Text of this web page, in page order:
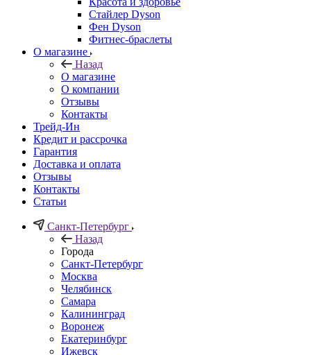
Стайлер Dyson
Фен Dyson
Фитнес-браслеты
О магазине
Назад
О магазине
О компании
Отзывы
Контакты
Трейд-Ин
Кредит и рассрочка
Гарантия
Доставка и оплата
Отзывы
Контакты
Статьи
Санкт-Петербург
Назад
Города
Санкт-Петербург
Москва
Челябинск
Самара
Калининград
Воронеж
Екатеринбург
Ижевск